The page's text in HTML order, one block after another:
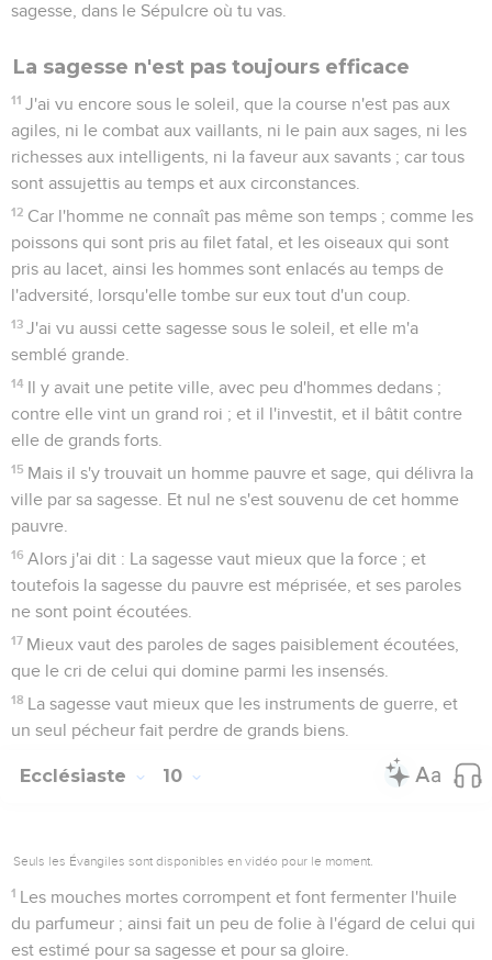
sagesse, dans le Sépulcre où tu vas.
La sagesse n'est pas toujours efficace
11 J'ai vu encore sous le soleil, que la course n'est pas aux
agiles, ni le combat aux vaillants, ni le pain aux sages, ni les
richesses aux intelligents, ni la faveur aux savants ; car tous
sont assujettis au temps et aux circonstances.
12 Car l'homme ne connaît pas même son temps ; comme les
poissons qui sont pris au filet fatal, et les oiseaux qui sont
pris au lacet, ainsi les hommes sont enlacés au temps de
l'adversité, lorsqu'elle tombe sur eux tout d'un coup.
13 J'ai vu aussi cette sagesse sous le soleil, et elle m'a
semblé grande.
14 Il y avait une petite ville, avec peu d'hommes dedans ;
contre elle vint un grand roi ; et il l'investit, et il bâtit contre
elle de grands forts.
15 Mais il s'y trouvait un homme pauvre et sage, qui délivra la
ville par sa sagesse. Et nul ne s'est souvenu de cet homme
pauvre.
16 Alors j'ai dit : La sagesse vaut mieux que la force ; et
toutefois la sagesse du pauvre est méprisée, et ses paroles
ne sont point écoutées.
17 Mieux vaut des paroles de sages paisiblement écoutées,
que le cri de celui qui domine parmi les insensés.
18 La sagesse vaut mieux que les instruments de guerre, et
un seul pécheur fait perdre de grands biens.
Ecclésiaste 10
Seuls les Évangiles sont disponibles en vidéo pour le moment.
1 Les mouches mortes corrompent et font fermenter l'huile
du parfumeur ; ainsi fait un peu de folie à l'égard de celui qui
est estimé pour sa sagesse et pour sa gloire.